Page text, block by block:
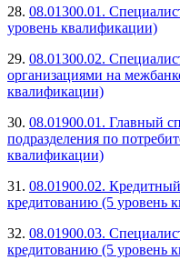
28. 08.01300.01.
уровень квалификации)
29. 08.01300.02.
организациями на
квалификации)
30. 08.01900.01. Главный
подразделения по
квалификации)
31. 08.01900.02.
кредитованию (5 уровень
32. 08.01900.03.
кредитованию (5 уровень